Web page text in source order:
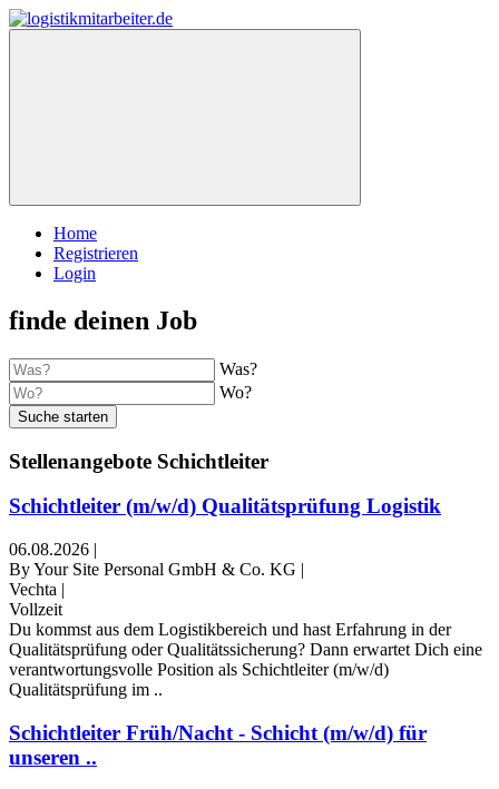
Home
Registrieren
Login
finde deinen Job
Was?
Wo?
Suche starten
Stellenangebote Schichtleiter
Schichtleiter (m/w/d) Qualitätsprüfung Logistik
06.08.2026 |
By Your Site Personal GmbH & Co. KG |
Vechta |
Vollzeit
Du kommst aus dem Logistikbereich und hast Erfahrung in der
Qualitätsprüfung oder Qualitätssicherung? Dann erwartet Dich eine
verantwortungsvolle Position als Schichtleiter (m/w/d)
Qualitätsprüfung im ..
Schichtleiter Früh/Nacht - Schicht (m/w/d) für
unseren ..